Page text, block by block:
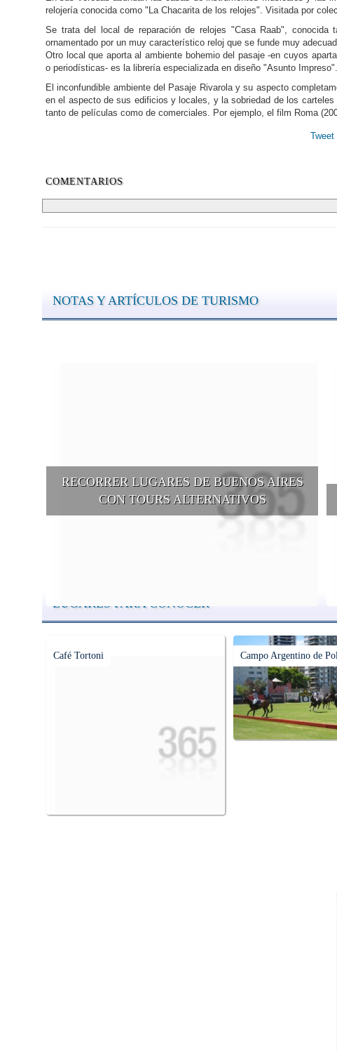
relojería conocida como "La Chacarita de los relojes". Visitada por
Se trata del local de reparación de relojes "Casa Raab",
ornamentado por un muy característico reloj que se funde muy
Otro local que aporta al ambiente bohemio del pasaje -en cuyos
o periodísticas- es la librería especializada en diseño "Asunto Impreso".
El inconfundible ambiente del Pasaje Rivarola y su aspecto
en el aspecto de sus edificios y locales, y la sobriedad de los
tanto de películas como de comerciales. Por ejemplo, el film Roma
Tweet
COMENTARIOS
NOTAS Y ARTÍCULOS DE TURISMO
RECORRER LUGARES DE BUENOS AIRES
CON TOURS ALTERNATIVOS
LUGARES PARA CONOCER
Café Tortoni Campo Argentino de